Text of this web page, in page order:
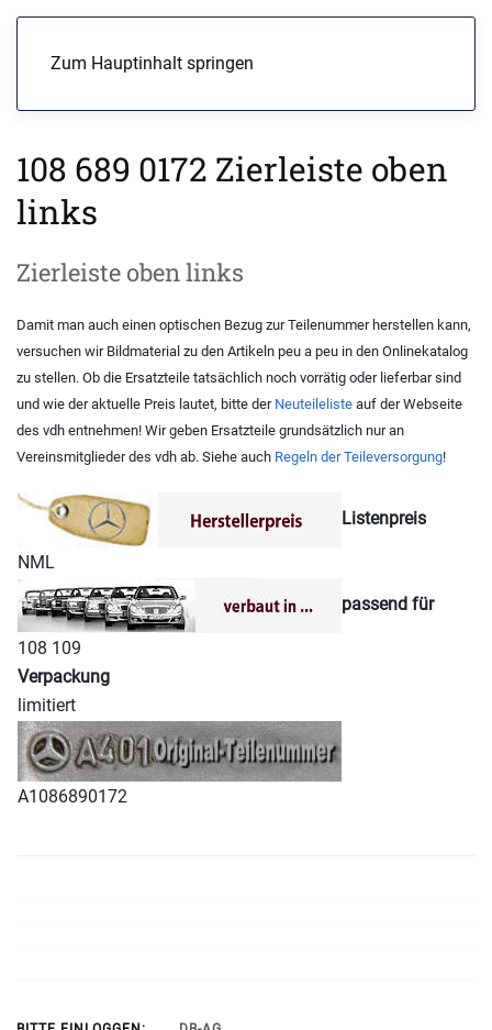
Zum Hauptinhalt springen
108 689 0172 Zierleiste oben
links
Zierleiste oben links
Damit man auch einen optischen Bezug zur Teilenummer herstellen kann,
versuchen wir Bildmaterial zu den Artikeln peu a peu in den Onlinekatalog
zu stellen. Ob die Ersatzteile tatsächlich noch vorrätig oder lieferbar sind
und wie der aktuelle Preis lautet, bitte der Neuteileliste auf der Webseite
des vdh entnehmen! Wir geben Ersatzteile grundsätzlich nur an
Vereinsmitglieder des vdh ab. Siehe auch Regeln der Teileversorgung!
Listenpreis
NML
passend für
108 109
Verpackung
limitiert
A1086890172